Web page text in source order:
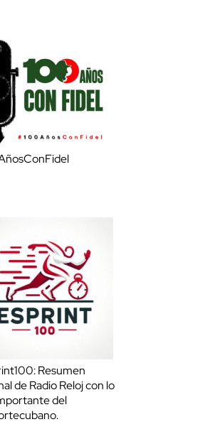
Resumen
de Radio Reloj con lo
del